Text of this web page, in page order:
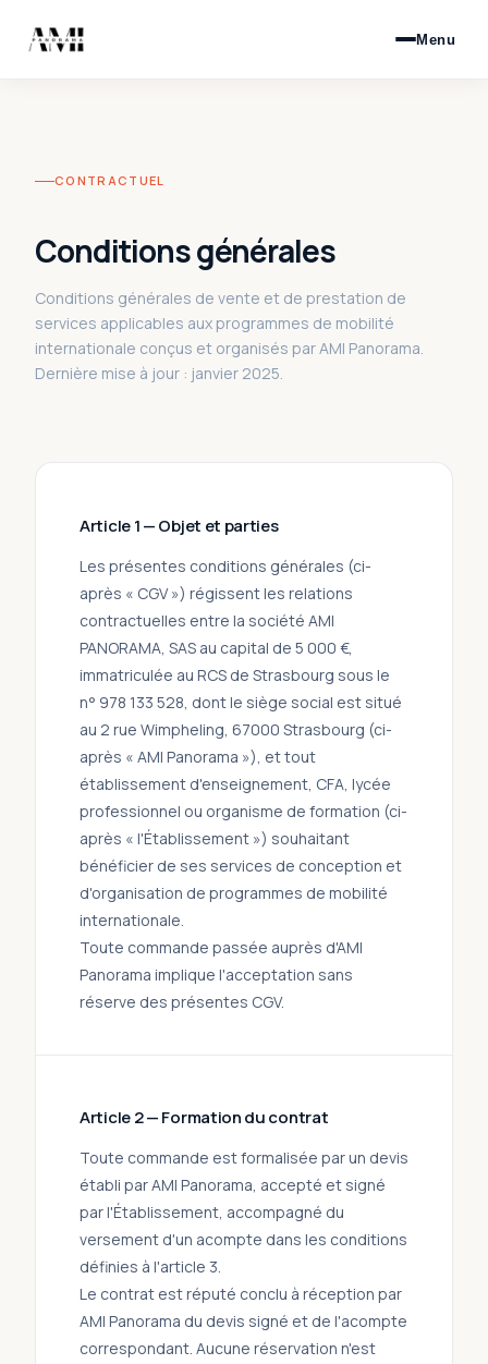
Menu
CONTRACTUEL
Conditions générales
Conditions générales de vente et de prestation de
services applicables aux programmes de mobilité
internationale conçus et organisés par AMI Panorama.
Dernière mise à jour : janvier 2025.
Article 1 — Objet et parties
Les présentes conditions générales (ci-
après « CGV ») régissent les relations
contractuelles entre la société AMI
PANORAMA, SAS au capital de 5 000 €,
immatriculée au RCS de Strasbourg sous le
n° 978 133 528, dont le siège social est situé
au 2 rue Wimpheling, 67000 Strasbourg (ci-
après « AMI Panorama »), et tout
établissement d'enseignement, CFA, lycée
professionnel ou organisme de formation (ci-
après « l'Établissement ») souhaitant
bénéficier de ses services de conception et
d'organisation de programmes de mobilité
internationale.
Toute commande passée auprès d'AMI
Panorama implique l'acceptation sans
réserve des présentes CGV.
Article 2 — Formation du contrat
Toute commande est formalisée par un devis
établi par AMI Panorama, accepté et signé
par l'Établissement, accompagné du
versement d'un acompte dans les conditions
définies à l'article 3.
Le contrat est réputé conclu à réception par
AMI Panorama du devis signé et de l'acompte
correspondant. Aucune réservation n'est